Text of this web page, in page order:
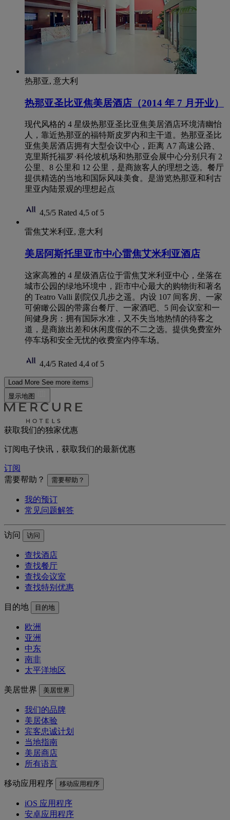
热那亚, 意大利
热那亚圣比亚焦美居酒店（2014 年 7 月开业）
现代风格的 4 星级热那亚圣比亚焦美居酒店环境清幽怡
人，靠近热那亚的福特斯皮罗内和主干道。热那亚圣比
亚焦美居酒店拥有大型会议中心，距离 A7 高速公路、
克里斯托福罗·科伦坡机场和热那亚会展中心分别只有 2
公里、8 公里和 12 公里，是商旅客人的理想之选。餐厅
提供精选的当地和国际风味美食。是游览热那亚和利古
里亚内陆景观的理想起点
4,5/5 Rated 4,5 of 5
雷焦艾米利亚, 意大利
美居阿斯托里亚市中心雷焦艾米利亚酒店
这家高雅的 4 星级酒店位于雷焦艾米利亚中心，坐落在
城市公园的绿地环境中，距市中心最大的购物街和著名
的 Teatro Valli 剧院仅几步之遥。内设 107 间客房、一家
可俯瞰公园的带露台餐厅、一家酒吧、5 间会议室和一
间健身房：拥有国际水准，又不失当地热情的待客之
道，是商旅出差和休闲度假的不二之选。提供免费室外
停车场和安全无忧的收费室内停车场。
4,4/5 Rated 4,4 of 5
Load More See more items
显示地图
获取我们的独家优惠
订阅电子快讯，获取我们的最新优惠
订阅
需要帮助？
需要帮助？
我的预订
常见问题解答
访问 访问
查找酒店
查找餐厅
查找会议室
查找特别优惠
目的地 目的地
欧洲
亚洲
中东
南非
太平洋地区
美居世界 美居世界
我们的品牌
美居体验
宾客忠诚计划
当地指南
美居商店
所有语言
移动应用程序 移动应用程序
iOS 应用程序
安卓应用程序